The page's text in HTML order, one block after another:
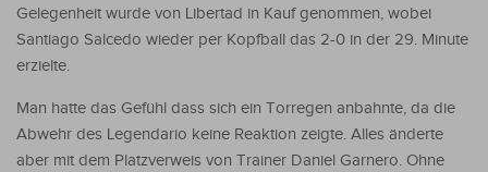
Gelegenheit wurde von Libertad in Kauf genommen, wobei
Santiago Salcedo wieder per Kopfball das 2-0 in der 29. Minute
erzielte.
Man hatte das Gefühl dass sich ein Torregen anbahnte, da die
Abwehr des Legendario keine Reaktion zeigte. Alles änderte
aber mit dem Platzverweis von Trainer Daniel Garnero. Ohne